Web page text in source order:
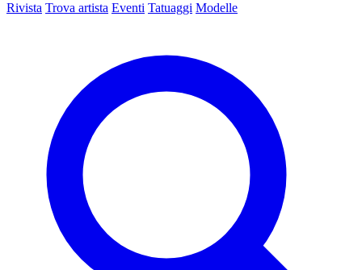
Rivista Trova artista Eventi Tatuaggi Modelle